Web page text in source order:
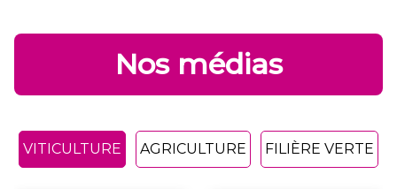
Nos médias
VITICULTURE AGRICULTURE FILIÈRE VERTE